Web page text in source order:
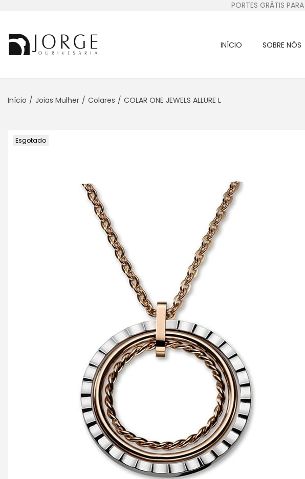
PORTES GRÁTIS
INÍCIO SOBRE NÓS
Início / Joias Mulher / Colares / COLAR ONE JEWELS ALLURE L
Esgotado